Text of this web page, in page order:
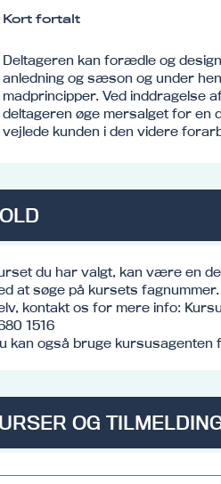
Kort fortalt
Deltageren kan forædle og
anledning og sæson og under
madprincipper. Ved inddragelse
deltageren øge mersalget for en
vejlede kunden i den videre
du har valgt, kan være en
at søge på kursets
kontakt os for mere info:
1516
kan også bruge kursusagenten
OG